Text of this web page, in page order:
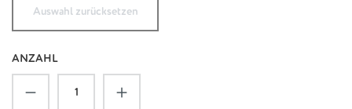
Auswahl zurücksetzen
ANZAHL
Produkt Anzahl: Gib den gewünschten Wert